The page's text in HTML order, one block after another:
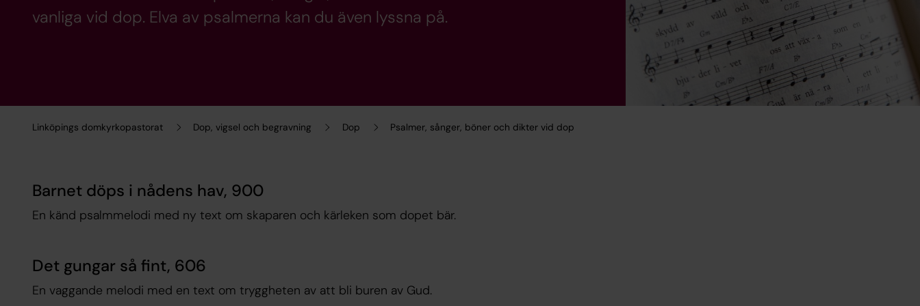
Linköpings domkyrkopastorat Dop, vigsel och begravning Dop Psalmer, sånger, böner och dikter vid dop
vanliga vid dop. Elva av psalmerna kan du även lyssna på.
Barnet döps i nådens hav, 900
En känd psalmmelodi med ny text om skaparen och kärleken som dopet bär.
Det gungar så fint, 606
En vaggande melodi med en text om tryggheten av att bli buren av Gud.